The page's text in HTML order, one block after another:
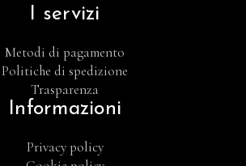
I servizi
Metodi di pagamento
Politiche di spedizione
Trasparenza
Informazioni
Privacy policy